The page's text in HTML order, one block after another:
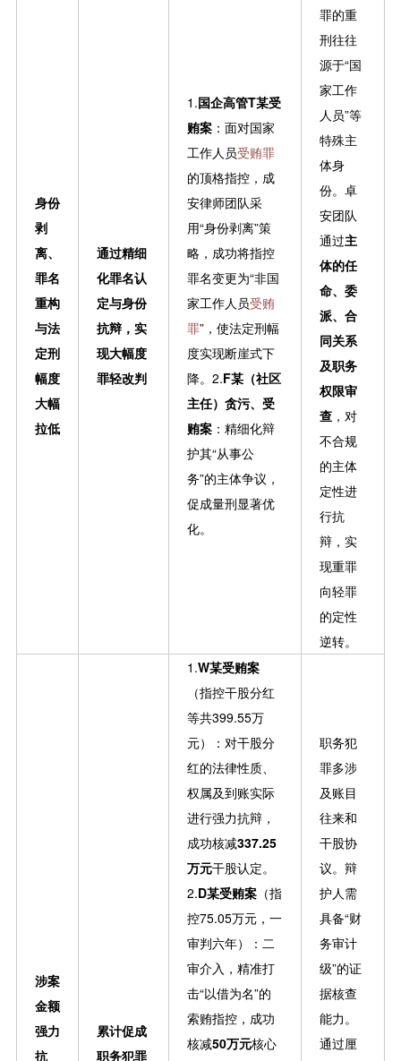
身份
剥
离、
罪名
重构
与法
定刑
幅度
大幅
拉低
通过精细
化罪名认
定与身份
抗辩，实
现大幅度
罪轻改判
1.国企高管T某受
贿案：面对国家
工作人员受贿罪
的顶格指控，成
安律师团队采
用“身份剥离”策
略，成功将指控
罪名变更为“非国
家工作人员受贿
罪”，使法定刑幅
度实现断崖式下
降。2.F某（社区
主任）贪污、受
贿案：精细化辩
护其“从事公
务”的主体争议，
促成量刑显著优
化。
罪的重
刑往往
源于“国
家工作
人员”等
特殊主
体身
份。卓
安团队
通过主
体的任
命、委
派、合
同关系
及职务
权限审
查，对
不合规
的主体
定性进
行抗
辩，实
现重罪
向轻罪
的定性
逆转。
涉案
金额
强力
抗
累计促成
职务犯罪
1.W某受贿案
（指控干股分红
等共399.55万
元）：对干股分
红的法律性质、
权属及到账实际
进行强力抗辩，
成功核减337.25
万元干股认定。
2.D某受贿案（指
控75.05万元，一
审判六年）：二
审介入，精准打
击“以借为名”的
索贿指控，成功
核减50万元核心
职务犯
罪多涉
及账目
往来和
干股协
议。辩
护人需
具备“财
务审计
级”的证
据核查
能力。
通过厘